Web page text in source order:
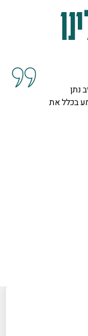
מנציגה
להד בחלל